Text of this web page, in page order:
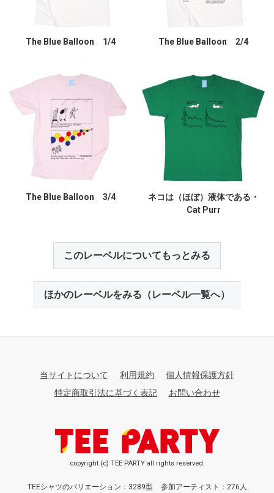
The Blue Balloon 1/4 The Blue Balloon 2/4
The Blue Balloon 3/4
ネコは（ほぼ）液体である・
Cat Purr
このレーベルについてもっとみる
ほかのレーベルをみる（レーベル一覧へ）
当サイトについて 利用規約
個人情報保護方針
特定商取引法に基づく表記
お問い合わせ
copyright (c) TEE PARTY all rights reserved.
TEEシャツのバリエーション：3289型 参加アーティスト：276人